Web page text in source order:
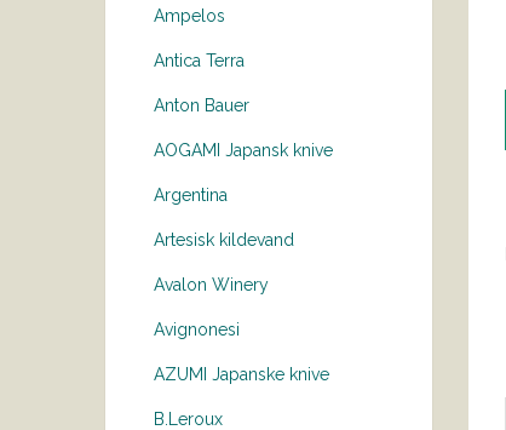
Ampelos
Antica Terra
Anton Bauer
AOGAMI Japansk knive
Argentina
Artesisk kildevand
Avalon Winery
Avignonesi
AZUMI Japanske knive
B.Leroux